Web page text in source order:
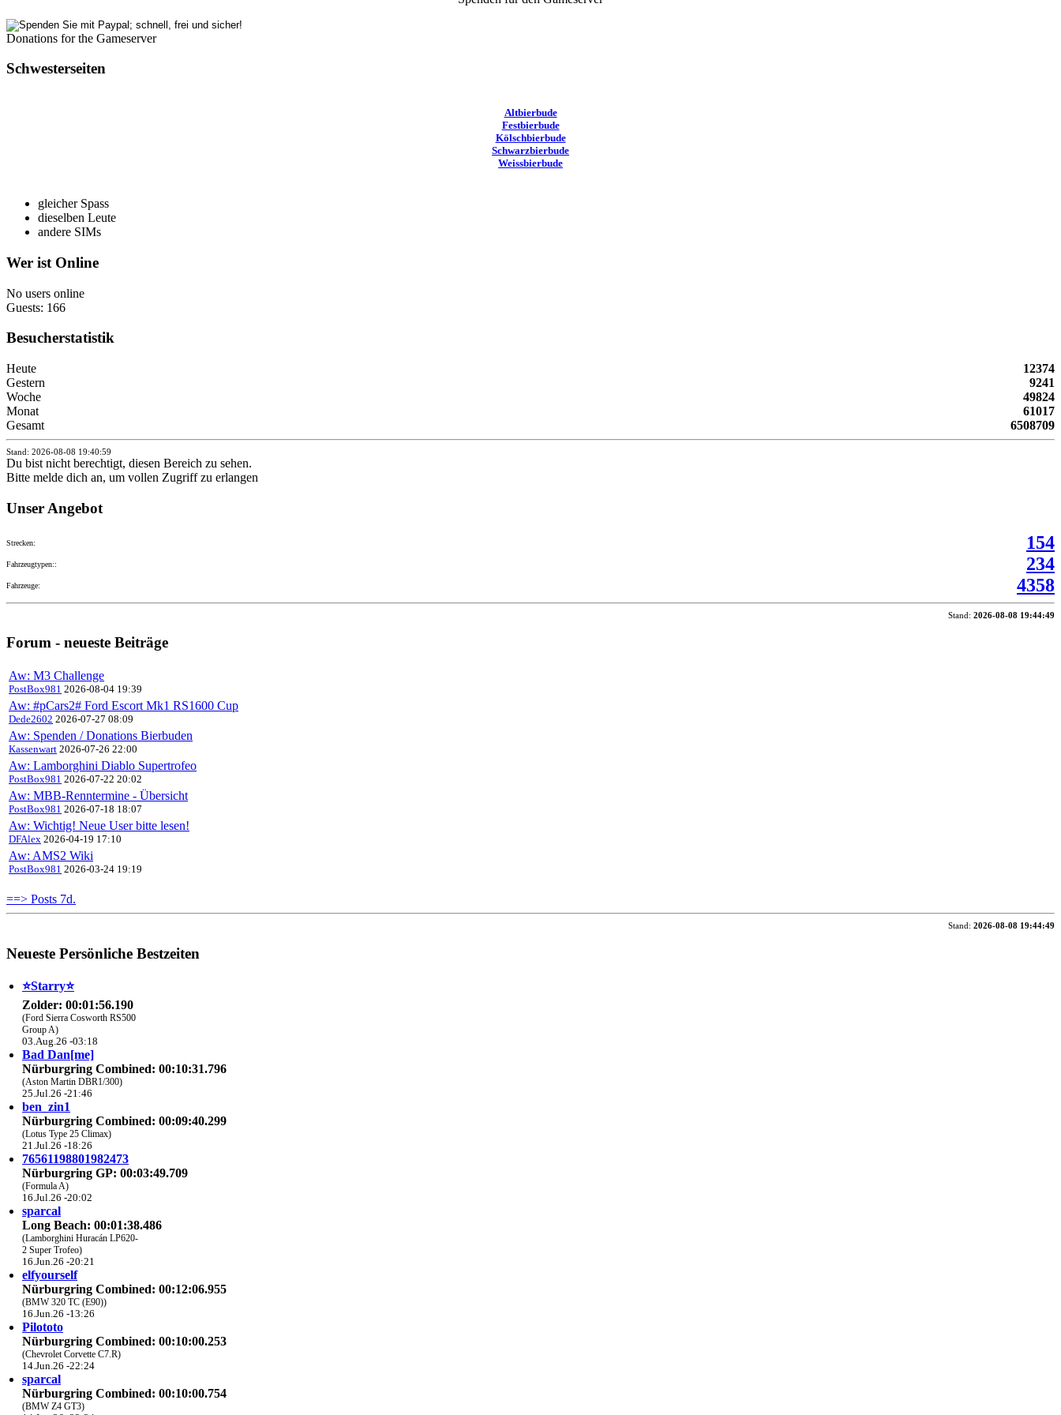
Donations for the Gameserver
Schwesterseiten
Altbierbude
Festbierbude
Kölschbierbude
Schwarzbierbude
Weissbierbude
gleicher Spass
dieselben Leute
andere SIMs
Wer ist Online
No users online
Guests: 166
Besucherstatistik
Heute
12374
Gestern
9241
Woche
49824
Monat
61017
Gesamt
6508709
Stand: 2026-08-08 19:40:59
Du bist nicht berechtigt, diesen Bereich zu sehen.
Bitte melde dich an, um vollen Zugriff zu erlangen
Unser Angebot
Strecken: 154
Fahrzeugtypen:: 234
Fahrzeuge: 4358
Stand: 2026-08-08 19:44:49
Forum - neueste Beiträge
Aw: M3 Challenge
PostBox981 2026-08-04 19:39
Aw: #pCars2# Ford Escort Mk1 RS1600 Cup
Dede2602 2026-07-27 08:09
Aw: Spenden / Donations Bierbuden
Kassenwart 2026-07-26 22:00
Aw: Lamborghini Diablo Supertrofeo
PostBox981 2026-07-22 20:02
Aw: MBB-Renntermine - Übersicht
PostBox981 2026-07-18 18:07
Aw: Wichtig! Neue User bitte lesen!
DFAlex 2026-04-19 17:10
Aw: AMS2 Wiki
PostBox981 2026-03-24 19:19
==> Posts 7d.
Stand: 2026-08-08 19:44:49
Neueste Persönliche Bestzeiten
⭐️Starry⭐
Zolder: 00:01:56.190
(Ford Sierra Cosworth RS500
Group A)
03.Aug.26 -03:18
Bad Dan[me]
Nürburgring Combined: 00:10:31.796
(Aston Martin DBR1/300)
25.Jul.26 -21:46
ben_zin1
Nürburgring Combined: 00:09:40.299
(Lotus Type 25 Climax)
21.Jul.26 -18:26
76561198801982473
Nürburgring GP: 00:03:49.709
(Formula A)
16.Jul.26 -20:02
sparcal
Long Beach: 00:01:38.486
(Lamborghini Huracán LP620-
2 Super Trofeo)
16.Jun.26 -20:21
elfyourself
Nürburgring Combined: 00:12:06.955
(BMW 320 TC (E90))
16.Jun.26 -13:26
Pilototo
Nürburgring Combined: 00:10:00.253
(Chevrolet Corvette C7.R)
14.Jun.26 -22:24
sparcal
Nürburgring Combined: 00:10:00.754
(BMW Z4 GT3)